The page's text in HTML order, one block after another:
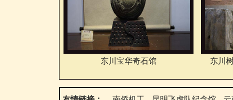
东川宝华奇石馆 东川